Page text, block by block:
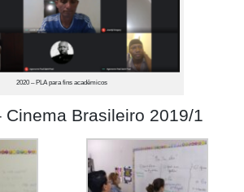
2020 – PLA para fins acadêmicos
Cinema Brasileiro 2019/1